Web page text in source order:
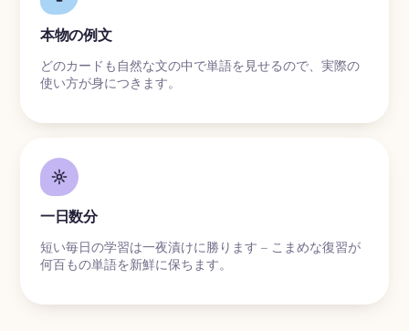
本物の例文
どのカードも自然な文の中で単語を見せるので、実際の
使い方が身につきます。
一日数分
短い毎日の学習は一夜漬けに勝ります – こまめな復習が
何百もの単語を新鮮に保ちます。